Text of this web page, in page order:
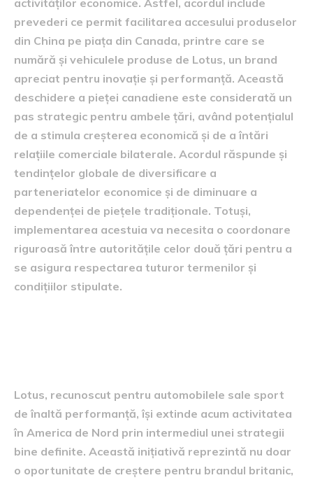
prevederi ce permit facilitarea accesului produselor
din China pe piața din Canada, printre care se
numără și vehiculele produse de Lotus, un brand
apreciat pentru inovație și performanță. Această
deschidere a pieței canadiene este considerată un
pas strategic pentru ambele țări, având potențialul
de a stimula creșterea economică și de a întări
relațiile comerciale bilaterale. Acordul răspunde și
tendințelor globale de diversificare a
parteneriatelor economice și de diminuare a
dependenței de piețele tradiționale. Totuși,
implementarea acestuia va necesita o coordonare
riguroasă între autoritățile celor două țări pentru a
se asigura respectarea tuturor termenilor și
condițiilor stipulate.
Lotus, recunoscut pentru automobilele sale sport
de înaltă performanță, își extinde acum activitatea
în America de Nord prin intermediul unei strategii
bine definite. Această inițiativă reprezintă nu doar
o oportunitate de creștere pentru brandul britanic,